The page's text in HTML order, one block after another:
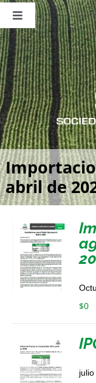
Saltar
contenido
Toggle
Navigation
Nosotros
Publicaciones
Sala de Prensa
Eventos
abril de
$0